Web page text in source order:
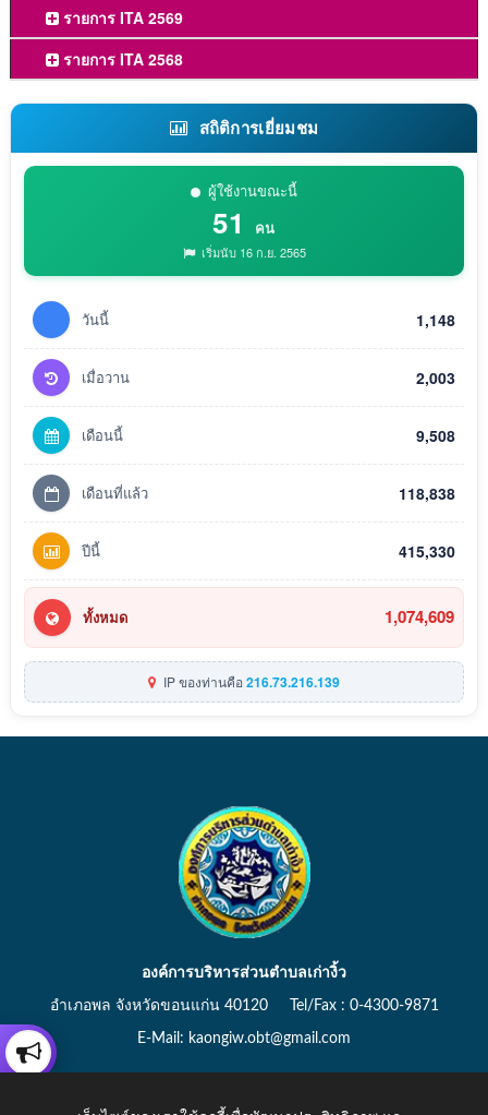
รายการ ITA 2569
รายการ ITA 2568
สถิติการเยี่ยมชม
ผู้ใช้งานขณะนี้
51 คน
เริ่มนับ 16 ก.ย. 2565
วันนี้ 1,148
เมื่อวาน 2,003
เดือนนี้ 9,508
เดือนที่แล้ว 118,838
ปีนี้ 415,330
ทั้งหมด 1,074,609
IP ของท่านคือ216.73.216.139
องค์การบริหารส่วนตำบลเก่างิ้ว
อำเภอพล จังหวัดขอนแก่น 40120 Tel/Fax : 0-4300-9871
E-Mail: kaongiw.obt@gmail.com